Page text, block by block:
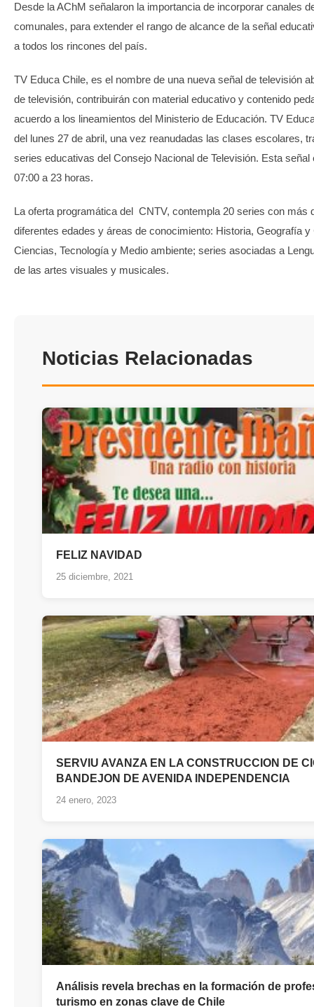
Desde la AChM señalaron la importancia de incorporar canales
comunales, para extender el rango de alcance de la señal
a todos los rincones del país.
TV Educa Chile, es el nombre de una nueva señal de televisión
de televisión, contribuirán con material educativo y contenido
acuerdo a los lineamientos del Ministerio de Educación. TV
del lunes 27 de abril, una vez reanudadas las clases escolares,
series educativas del Consejo Nacional de Televisión. Esta
07:00 a 23 horas.
La oferta programática del CNTV, contempla 20 series con más
diferentes edades y áreas de conocimiento: Historia, Geografía
Ciencias, Tecnología y Medio ambiente; series asociadas a
de las artes visuales y musicales.
Noticias Relacionadas
FELIZ NAVIDAD
25 diciembre, 2021
SERVIU AVANZA EN LA CONSTRUCCION DE
BANDEJON DE AVENIDA INDEPENDENCIA
24 enero, 2023
Análisis revela brechas en la formación de
turismo en zonas clave de Chile